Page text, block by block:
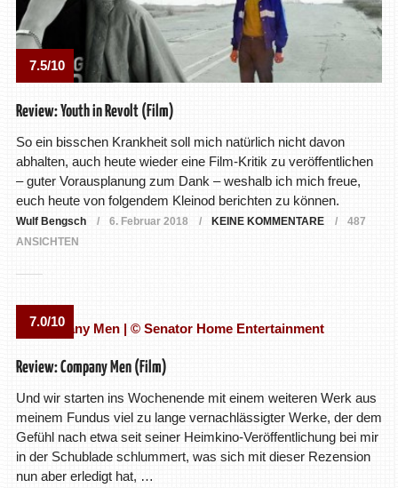
7.5/10
Review: Youth in Revolt (Film)
So ein bisschen Krankheit soll mich natürlich nicht davon
abhalten, auch heute wieder eine Film-Kritik zu veröffentlichen
– guter Vorausplanung zum Dank – weshalb ich mich freue,
euch heute von folgendem Kleinod berichten zu können.
Wulf Bengsch 6. Februar 2018 KEINE KOMMENTARE
487
ANSICHTEN
7.0/10
Review: Company Men (Film)
Und wir starten ins Wochenende mit einem weiteren Werk aus
meinem Fundus viel zu lange vernachlässigter Werke, der dem
Gefühl nach etwa seit seiner Heimkino-Veröffentlichung bei mir
in der Schublade schlummert, was sich mit dieser Rezension
nun aber erledigt hat, …